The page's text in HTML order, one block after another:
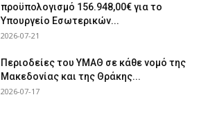
προϋπολογισμό 156.948,00€ για το
Υπουργείο Εσωτερικών...
2026-07-21
Περιοδείες του ΥΜΑΘ σε κάθε νομό της
Μακεδονίας και της Θράκης...
2026-07-17